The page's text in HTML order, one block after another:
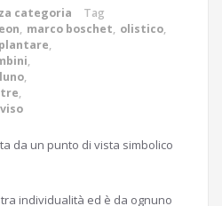
categoria
Tag
, marco boschet, olistico,
,
,
,
,
da un punto di vista simbolico
individualità ed è da ognuno